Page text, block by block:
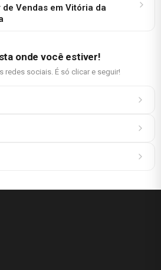
de Vendas em Vitória da
onde você estiver!
redes sociais. É só clicar e seguir!